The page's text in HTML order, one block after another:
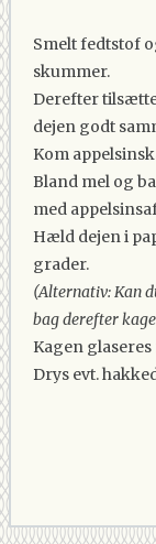
Smelt fedtstof
skummer.
Derefter
dejen godt
Kom
Bland mel og
med
Hæld dejen i
grader.
(Alternativ: Kan
bag derefter
Kagen
Drys evt.